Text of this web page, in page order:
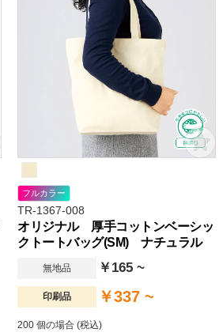
フルカラー
TR-1367-008
オリジナル 厚手コットンベーシッ
クトートバッグ(SM) ナチュラル
無地品 ￥165 ~
印刷品 ￥337 ~
200 個の場合 (税込)